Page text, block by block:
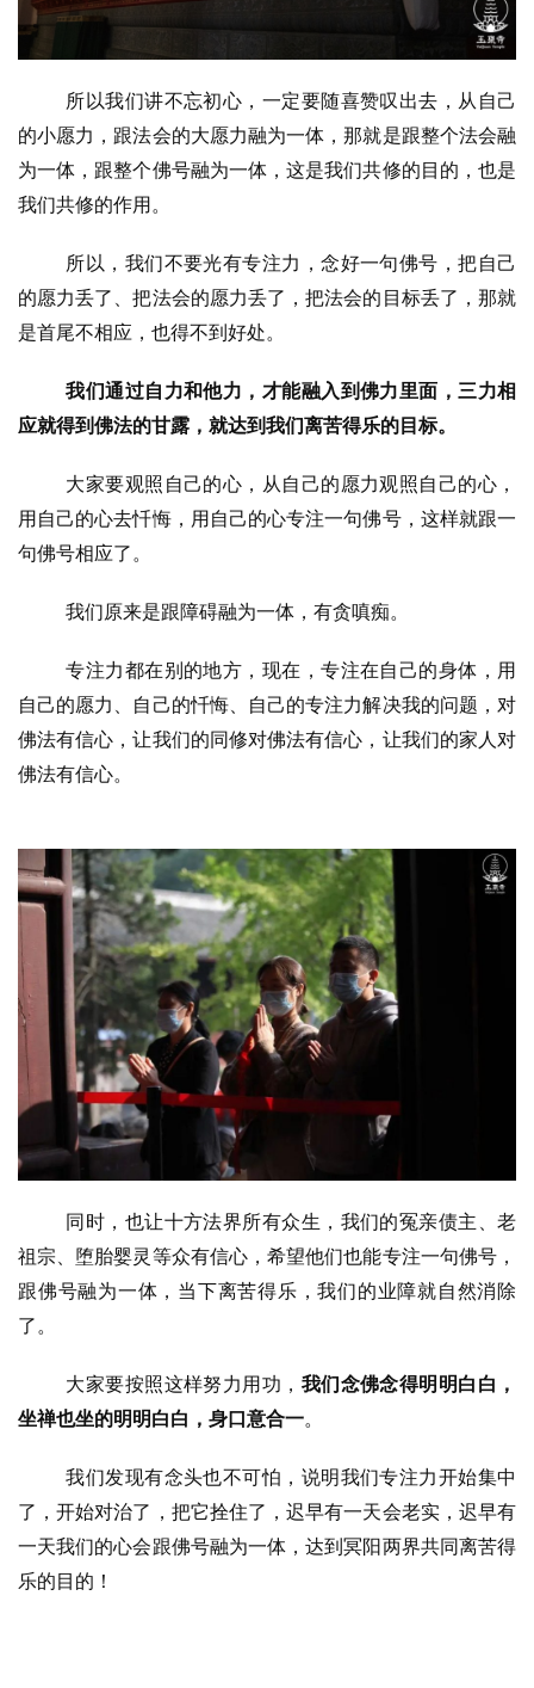
慈
善
教
人
物
院
巡
礼
频
录
政
策
免
登录 注册
所以我们讲不忘初心，一定要随喜赞叹出去，从自己
的小愿力，跟法会的大愿力融为一体，那就是跟整个法会融
为一体，跟整个佛号融为一体，这是我们共修的目的，也是
我们共修的作用。
所以，我们不要光有专注力，念好一句佛号，把自己
的愿力丢了、把法会的愿力丢了，把法会的目标丢了，那就
是首尾不相应，也得不到好处。
我们通过自力和他力，才能融入到佛力里面，三力相
应就得到佛法的甘露，就达到我们离苦得乐的目标。
大家要观照自己的心，从自己的愿力观照自己的心，
用自己的心去忏悔，用自己的心专注一句佛号，这样就跟一
句佛号相应了。
我们原来是跟障碍融为一体，有贪嗔痴。
专注力都在别的地方，现在，专注在自己的身体，用
自己的愿力、自己的忏悔、自己的专注力解决我的问题，对
佛法有信心，让我们的同修对佛法有信心，让我们的家人对
佛法有信心。
同时，也让十方法界所有众生，我们的冤亲债主、老
祖宗、堕胎婴灵等众有信心，希望他们也能专注一句佛号，
跟佛号融为一体，当下离苦得乐，我们的业障就自然消除
了。
大家要按照这样努力用功， 我们念佛念得明明白白，
坐禅也坐的明明白白，身口意合一。
我们发现有念头也不可怕，说明我们专注力开始集中
了，开始对治了，把它拴住了，迟早有一天会老实，迟早有
一天我们的心会跟佛号融为一体，达到冥阳两界共同离苦得
乐的目的！